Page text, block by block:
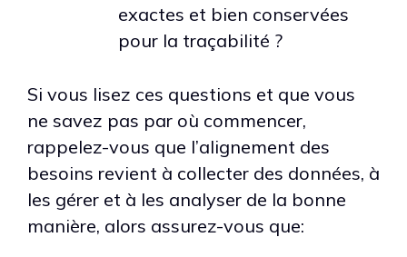
exactes et bien conservées
pour la traçabilité ?
Si vous lisez ces questions et que vous
ne savez pas par où commencer,
rappelez-vous que l’alignement des
besoins revient à collecter des données, à
les gérer et à les analyser de la bonne
manière, alors assurez-vous que: